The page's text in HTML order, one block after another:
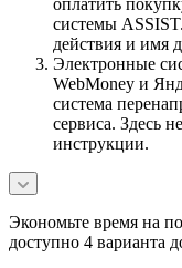
системы
действия и имя
Электронные
WebMoney и
система
сервиса. Здесь
инструкции.
Экономьте время на
доступно 4 варианта